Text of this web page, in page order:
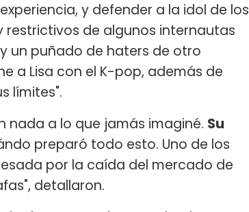
y defender a la idol de los
de algunos internautas
un puñado de haters de otro
a Lisa con el K-pop, además de
límites".
nada a lo que jamás imaginé. Su
preparó todo esto. Uno de los
por la caída del mercado de
detallaron.